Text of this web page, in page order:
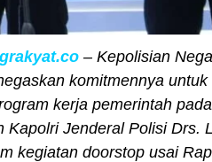
– Kepolisian
komitmennya
kerja pemerintah
Kapolri Jenderal Polisi Drs.
kegiatan doorstop usai